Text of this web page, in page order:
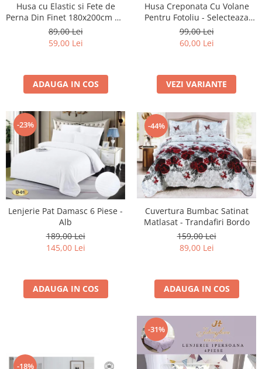
Husa cu Elastic si Fete de
Perna Din Finet 180x200cm 5D
- Mingi De Fotbal In Galaxie
89,00 Lei
59,00 Lei
ADAUGA IN COS
Husa Creponata Cu Volane
Pentru Fotoliu - Selecteaza
Culoarea Dorita
99,00 Lei
60,00 Lei
VEZI VARIANTE
-23%
Lenjerie Pat Damasc 6 Piese -
Alb
189,00 Lei
145,00 Lei
ADAUGA IN COS
-44%
Cuvertura Bumbac Satinat
Matlasat - Trandafiri Bordo
159,00 Lei
89,00 Lei
ADAUGA IN COS
-18%
-31%